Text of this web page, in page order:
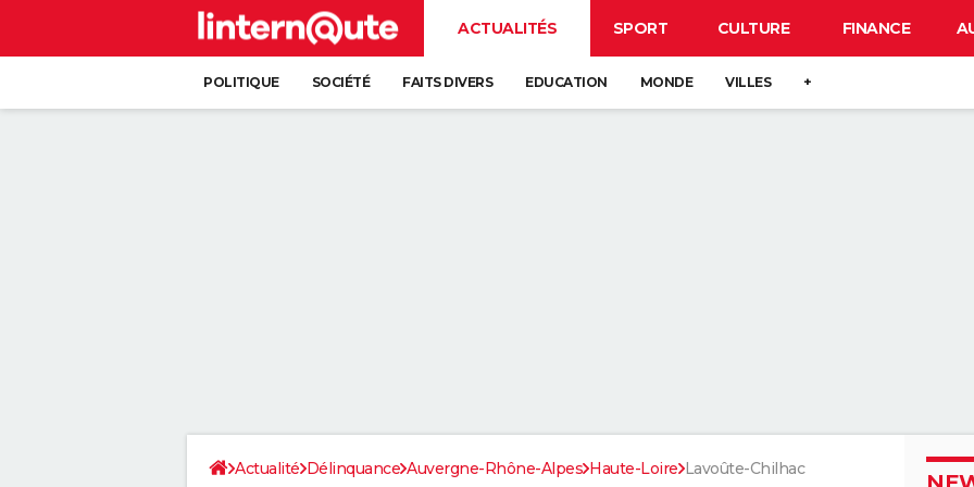
ACTUALITÉS SPORT CULTURE FINANCE
POLITIQUE SOCIÉTÉ FAITS DIVERS EDUCATION MONDE VILLES +
Actualité Délinquance Auvergne-Rhône-Alpes Haute-Loire Lavoûte-Chilhac